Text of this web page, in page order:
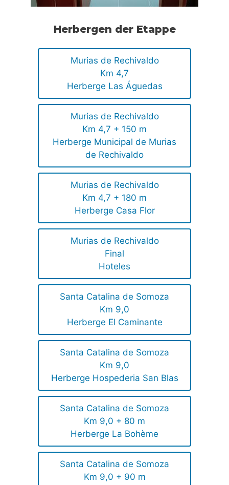
Herbergen der Etappe
Murias de Rechivaldo
Km 4,7
Herberge Las Águedas
Murias de Rechivaldo
Km 4,7 + 150 m
Herberge Municipal de Murias
de Rechivaldo
Murias de Rechivaldo
Km 4,7 + 180 m
Herberge Casa Flor
Murias de Rechivaldo
Final
Hoteles
Santa Catalina de Somoza
Km 9,0
Herberge El Caminante
Santa Catalina de Somoza
Km 9,0
Herberge Hospederia San Blas
Santa Catalina de Somoza
Km 9,0 + 80 m
Herberge La Bohème
Santa Catalina de Somoza
Km 9,0 + 90 m